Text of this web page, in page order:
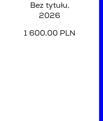
Bez tytułu,
2026
1 600,00 PLN